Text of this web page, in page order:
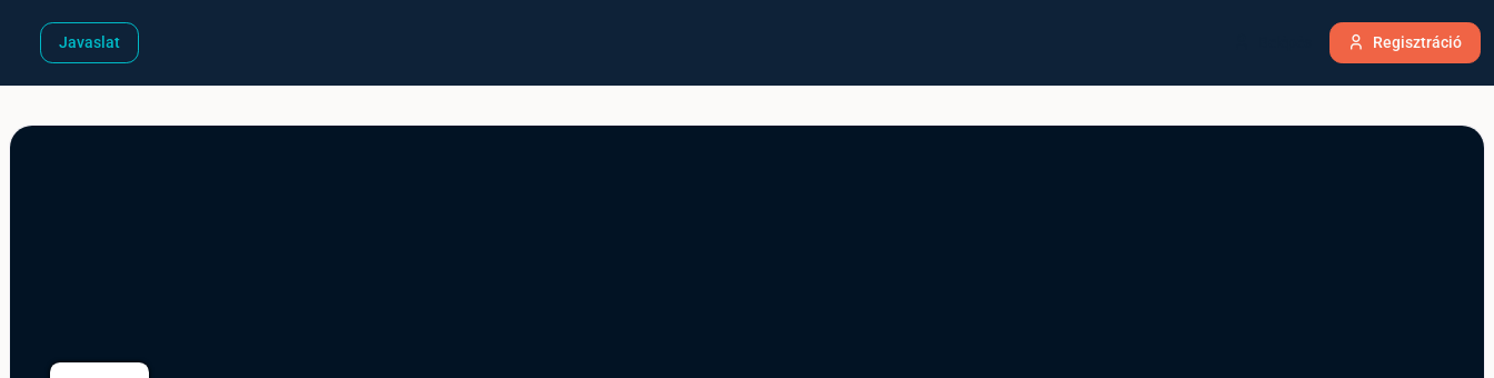
Regisztráció
Javaslat